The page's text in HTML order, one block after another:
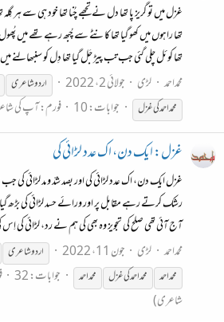
غزل میں تو گریز پا تھا دل نے تجھے چُنا تھا خود ہی سے ہر گِلہ
تھا راہوں میں کھو گیا تھا کانٹے سے چُبھ رہے تھے میں پُھول
تھا کوئل چلی گئی جب تب پیڑ جَل گیا تھا دِل کو سنبھالنے
محمداحمد لڑی جولائی 2، 2022 اردو شاعری
محمداحمدکیغزل جوابات: 10 فورم:آپ کی
غزل: ایک دن، اک عدد لڑائی کی
غزل ایک دن، اک عدد لڑائی کی اور بصد شدّ و مد لڑائی کی جب
رشک کرتے رہے مقابل پر اور ورائے حسد لڑائی کی بڑھ گیا
آج آئی تھی صلح کی تجویز وہ بھی کی ہم نے رد، لڑائی
محمداحمد لڑی جون 11، 2022 اردو شاعری
محمداحمد محمداحمدکیغزل محمداحمد جوابات: 32
شاعری)